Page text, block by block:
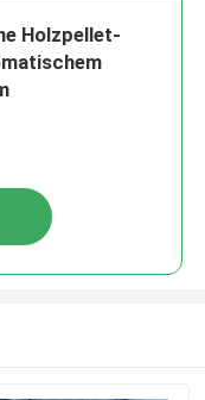
Holzpellet-